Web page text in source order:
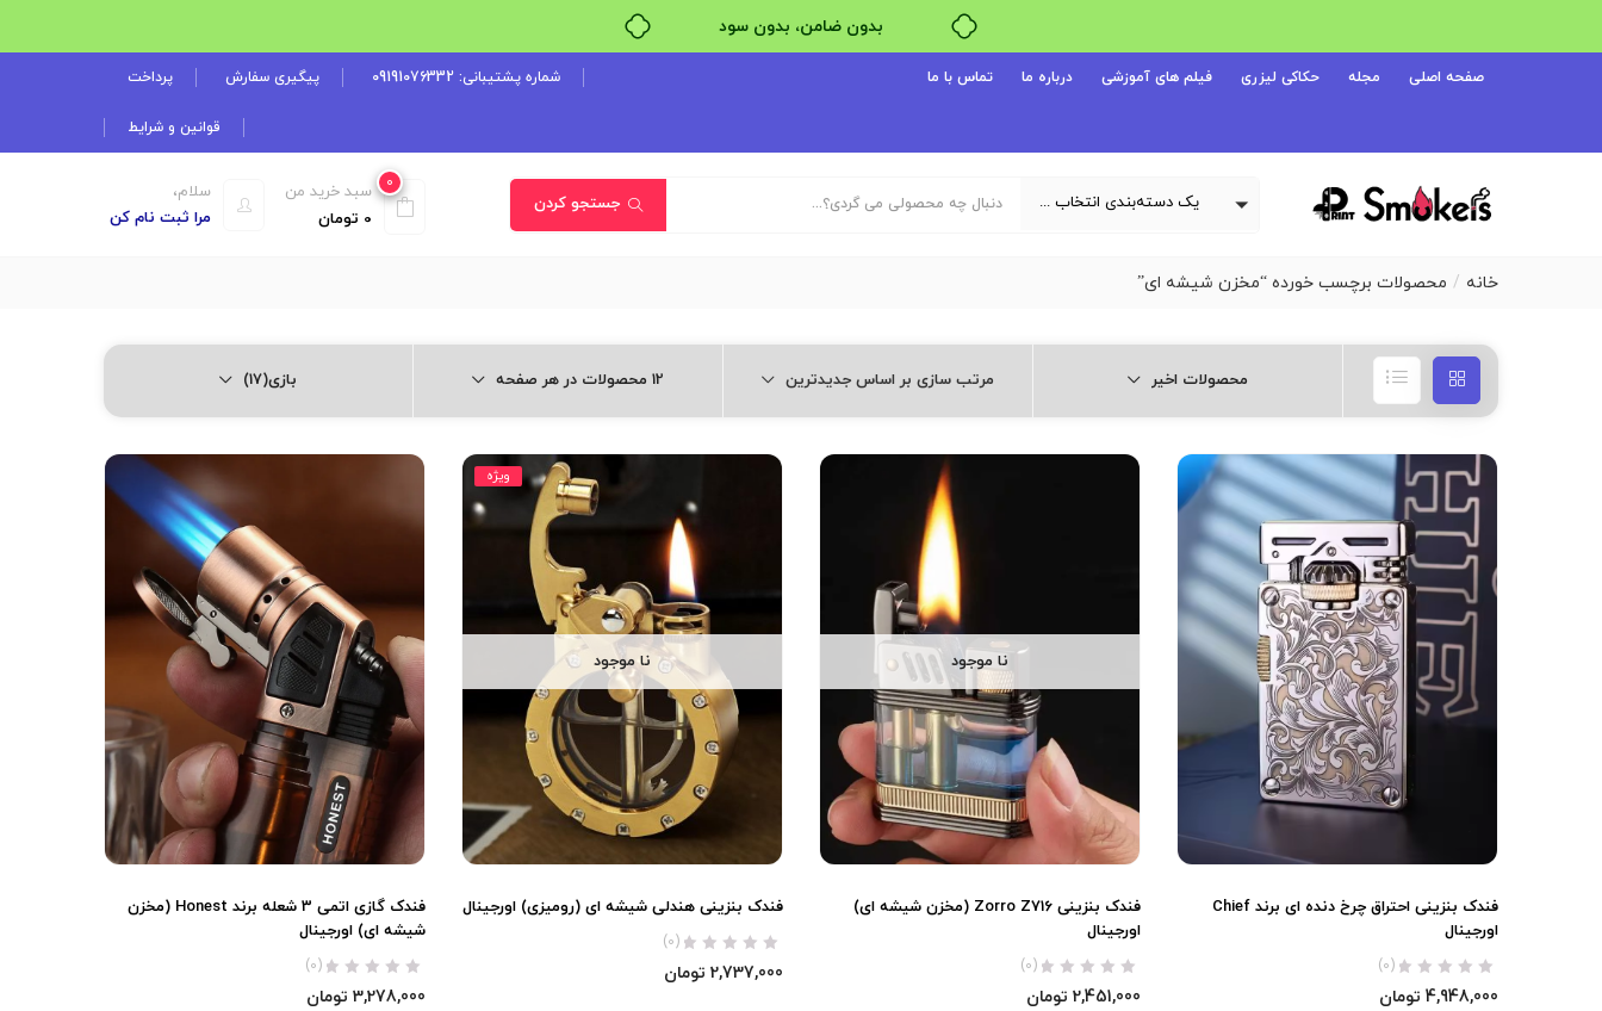
خرید قسطی با ترب‌پی
صفحه اصلی مجله حکاکی لیزری فیلم های آموزشی درباره ما تماس با ما شماره پشتیبانی: 09191076332 پیگیری سفارش پرداخت
قوانین و شرایط
یک دسته‌بندی انتخاب کنید جستجو کردن
سلام،
مرا ثبت نام کن
0
سبد خرید من
0 تومان
خانه محصولات برچسب خورده “مخزن شیشه ای”
محصولات اخیر مرتب سازی بر اساس جدیدترین 12 محصولات در هر صفحه بازی(17)
فندک بنزینی احتراق چرخ دنده ای برند Chief
اورجینال
(0)
4,948,000 تومان
نا موجود
فندک بنزینی Zorro Z716 (مخزن شیشه ای)
اورجینال
(0)
2,451,000 تومان
ویژه
نا موجود
فندک بنزینی هندلی شیشه ای (رومیزی) اورجینال
(0)
2,737,000 تومان
فندک گازی اتمی 3 شعله برند Honest (مخزن
شیشه ای) اورجینال
(0)
3,278,000 تومان